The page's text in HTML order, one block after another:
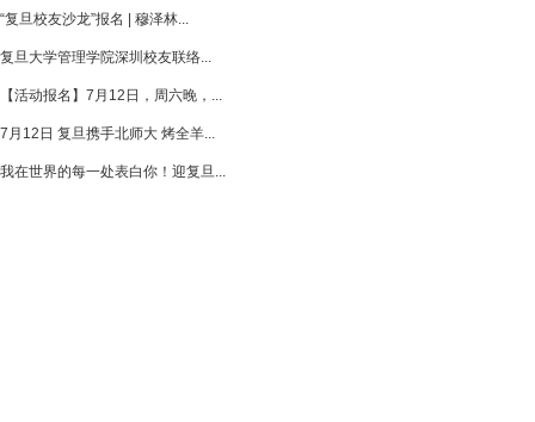
“复旦校友沙龙”报名 | 穆泽林...
复旦大学管理学院深圳校友联络...
【活动报名】7月12日，周六晚，...
7月12日 复旦携手北师大 烤全羊...
我在世界的每一处表白你！迎复旦...